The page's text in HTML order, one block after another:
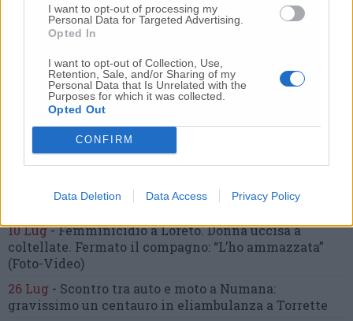
I want to opt-out of processing my
Personal Data for Targeted Advertising.
Opted In
I want to opt-out of Collection, Use,
Retention, Sale, and/or Sharing of my
Personal Data that Is Unrelated with the
Purposes for which it was collected.
Opted Out
CONFIRM
Data Deletion Data Access Privacy Policy
Commenta
Commenta l'articolo
Gli articoli più letti
Bimbi costretti a colpirsi da soli
buio:orrore all’asilo, arrestate due educatrici
-Luigia Fortunato,
l’ennesimo femminicidio:
prima la lite, poi la furia col coltello
10 Lug-Femminicidio a Loreto.Donna uccisa a
coltellate. Fermato il compagno: “L’ho ammazzata”
(Foto-Video)
26 Lug - Scontro tra auto e moto a Numana:
gravissimo un centauro in eliambulanza a Torrette